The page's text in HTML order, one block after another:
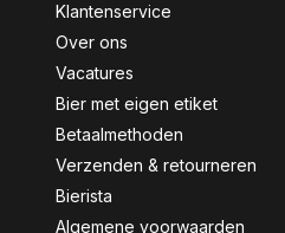
Klantenservice
Over ons
Vacatures
Bier met eigen etiket
Betaalmethoden
Verzenden & retourneren
Bierista
Algemene voorwaarden